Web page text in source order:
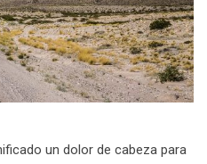
un dolor de cabeza para